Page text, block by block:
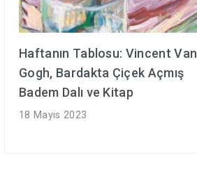
Haftanın Tablosu: Vincent Van
Gogh, Bardakta Çiçek Açmış
Badem Dalı ve Kitap
18 Mayıs 2023